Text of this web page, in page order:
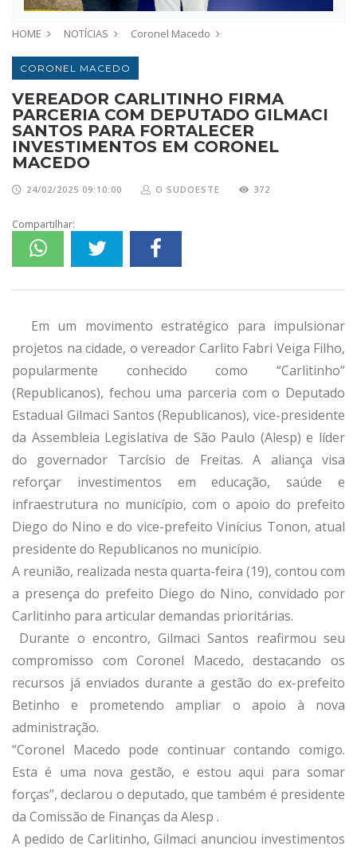
HOME NOTÍCIAS Coronel Macedo
CORONEL MACEDO
VEREADOR CARLITINHO FIRMA
PARCERIA COM DEPUTADO GILMACI
SANTOS PARA FORTALECER
INVESTIMENTOS EM CORONEL
MACEDO
24/02/2025 09:10:00 O SUDOESTE 372
Compartilhar:
Em um movimento estratégico para impulsionar
projetos na cidade, o vereador Carlito Fabri Veiga Filho,
popularmente conhecido como “Carlitinho”
(Republicanos), fechou uma parceria com o Deputado
Estadual Gilmaci Santos (Republicanos), vice-presidente
da Assembleia Legislativa de São Paulo (Alesp) e líder
do governador Tarcísio de Freitas. A aliança visa
reforçar investimentos em educação, saúde e
infraestrutura no município, com o apoio do prefeito
Diego do Nino e do vice-prefeito Vinícius Tonon, atual
presidente do Republicanos no município.
A reunião, realizada nesta quarta-feira (19), contou com
a presença do prefeito Diego do Nino, convidado por
Carlitinho para articular demandas prioritárias.
Durante o encontro, Gilmaci Santos reafirmou seu
compromisso com Coronel Macedo, destacando os
recursos já enviados durante a gestão do ex-prefeito
Betinho e prometendo ampliar o apoio à nova
administração.
“Coronel Macedo pode continuar contando comigo.
Esta é uma nova gestão, e estou aqui para somar
forças”, declarou o deputado, que também é presidente
da Comissão de Finanças da Alesp .
A pedido de Carlitinho, Gilmaci anunciou investimentos